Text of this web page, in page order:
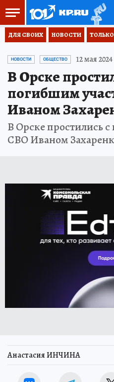
ДЛЯ СВОИХ НОВОСТИ
НОВОСТИ ОБЩЕСТВО 12 мая 2024
В Орске
погибшим
Иваном
В Орске простились
СВО Иваном
Анастасия ИНЧИНА